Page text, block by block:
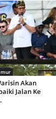
Akan
Jalan Ke